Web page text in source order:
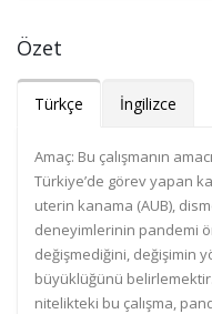
Özet
Türkçe İngilizce
Amaç: Bu çalışmanın
Türkiye’de görev yapan
uterin kanama (AUB),
deneyimlerinin pandemi
değişmediğini, değişimin
büyüklüğünü belirlemektir.
nitelikteki bu çalışma,